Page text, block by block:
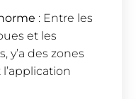
: Entre les
et les
y’a des zones